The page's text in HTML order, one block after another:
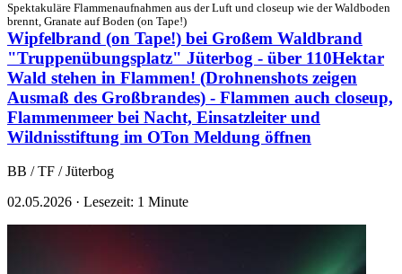
Spektakuläre Flammenaufnahmen aus der Luft und closeup wie der Waldboden
brennt, Granate auf Boden (on Tape!)
Wipfelbrand (on Tape!) bei Großem Waldbrand
"Truppenübungsplatz" Jüterbog - über 110Hektar
Wald stehen in Flammen! (Drohnenshots zeigen
Ausmaß des Großbrandes) - Flammen auch closeup,
Flammenmeer bei Nacht, Einsatzleiter und
Wildnisstiftung im OTon Meldung öffnen
BB / TF / Jüterbog
02.05.2026 · Lesezeit: 1 Minute